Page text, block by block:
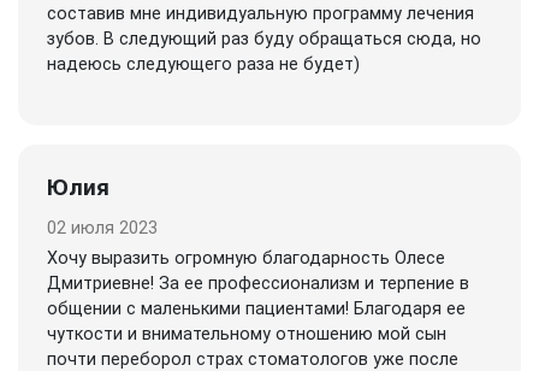
составив мне индивидуальную программу лечения
зубов. В следующий раз буду обращаться сюда, но
надеюсь следующего раза не будет)
Юлия
02 июля 2023
Хочу выразить огромную благодарность Олесе
Дмитриевне! За ее профессионализм и терпение в
общении с маленькими пациентами! Благодаря ее
чуткости и внимательному отношению мой сын
почти переборол страх стоматологов уже после